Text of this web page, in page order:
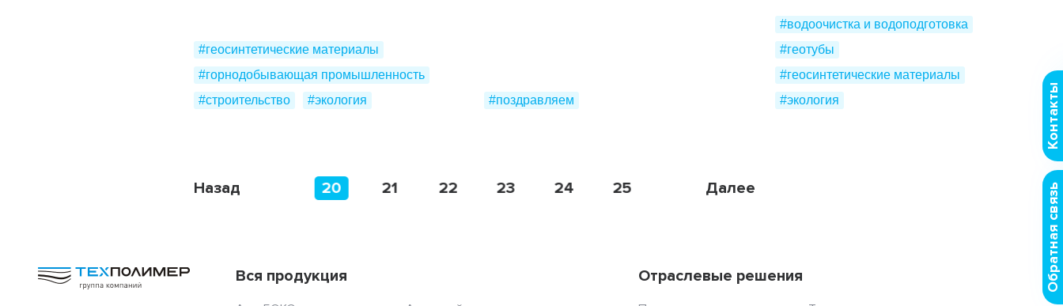
#геосинтетические материалы
#горнодобывающая промышленность
#строительство
#экология #поздравляем
#водоочистка и водоподготовка
#геотубы
#геосинтетические материалы
#экология
Назад
18 20 21 22 23 24 25 27
Далее
Вся продукция Отраслевые решения Обратная связь
Контакты